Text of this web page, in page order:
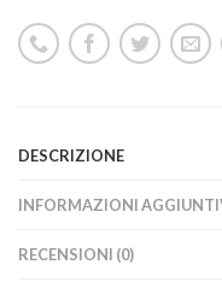
DESCRIZIONE
INFORMAZIONI
RECENSIONI (0)